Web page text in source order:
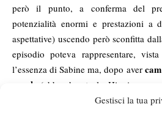
Gestisci la tua
però il punto, a conferma del
potenzialità enormi e prestazioni
aspettative) uscendo però sconfitta
episodio poteva rappresentare,
l’essenza di Sabine ma, dopo aver
coach
(abbandonata la Hingis, non
lasciare il circuito da giocatrice per